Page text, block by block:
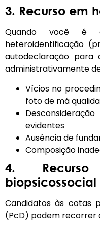
3. Recurso em
Quando você é
heteroidentificação
autodeclaração para
administrativamente
Vícios no
foto de má
evidentes
Ausência de
Composição
4.
biopsicossocial
Candidatos às cotas
(PcD) podem recorrer